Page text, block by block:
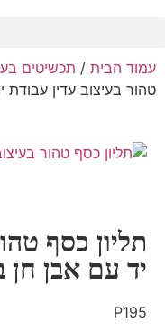
עמוד הבית / תכשיטים
טהור בעיצוב עדין
תליון כסף
יד עם אבן חן
P195